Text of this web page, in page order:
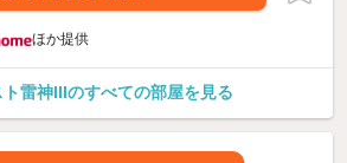
ほか提供
雷神IIIのすべての部屋を見る